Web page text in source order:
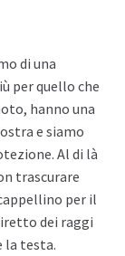
di una
per quello che
hanno una
e siamo
Al di là
trascurare
per il
dei raggi
la testa.